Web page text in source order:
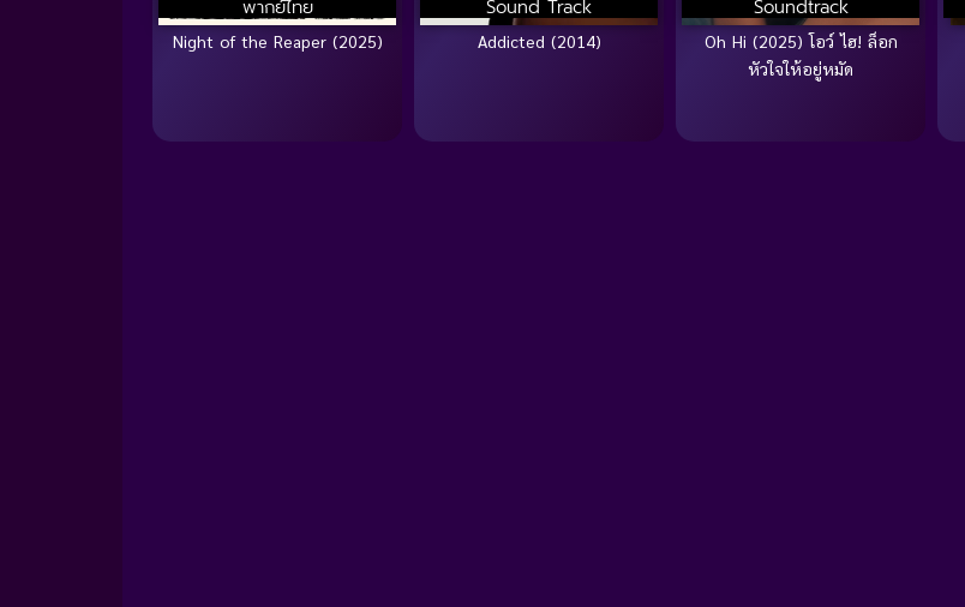
พากย์ไทย
Night of the Reaper (2025)
Sound Track
Addicted (2014)
Soundtrack
Oh Hi (2025) โอว์ ไฮ! ล็อก
หัวใจให้อยู่หมัด